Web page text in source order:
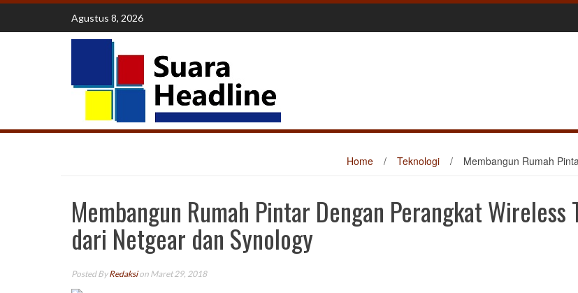
Skip
content
Agustus 8, 2026
Home / Teknologi / Membangun Rumah
Membangun Rumah Pintar Dengan Perangkat Wireless
dari Netgear dan Synology
Posted ByRedaksion Maret 29, 2018